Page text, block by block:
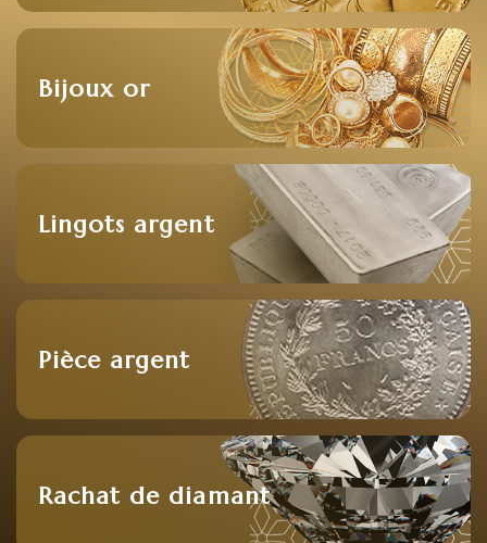
Bijoux or
Lingots argent
Pièce argent
Rachat de diamant